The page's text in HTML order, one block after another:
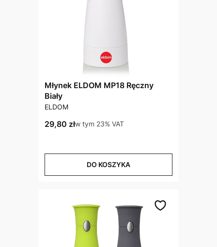
Młynek ELDOM MP18 Ręczny
Biały
PRODUCENT
ELDOM
Cena brutto
29,80 złw tym %s VAT
w tym 23% VAT
DO KOSZYKA